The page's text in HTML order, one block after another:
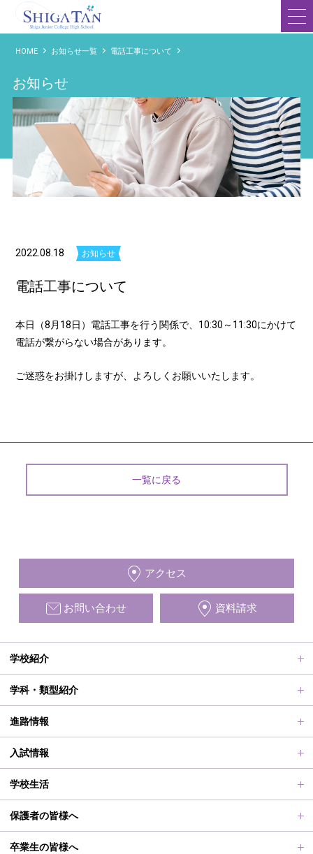
滋賀短期大学附属高等学校
HOME
お知らせ一覧 電話工事について
お知らせ
2022.08.18 お知らせ
電話工事について
本日（8月18日）電話工事を行う関係で、10:30～11:30にかけて
電話が繋がらない場合があります。
ご迷惑をお掛けしますが、よろしくお願いいたします。
一覧に戻る
アクセス
お問い合わせ 資料請求
学校紹介
ごあいさつ、沿革
動画で見る学校案内、SUMIRE100-Fes
施設紹介
アクセス
め対策基本方針
学科・類型紹介
普通科Ⅱ類
普通科Ⅰ類
滋賀短での学び
進路情報
進路サポート
合格者メッセージ
進路実績
滋賀短期大学への推薦制度
入試情報
オープンスクール
オープンスクールレポート
2026年度（令和8年度）募集概要
学校生活
部活動、生徒会行事
制服紹介
保護者の皆様へ
保護者の皆様へ
卒業生の皆様へ